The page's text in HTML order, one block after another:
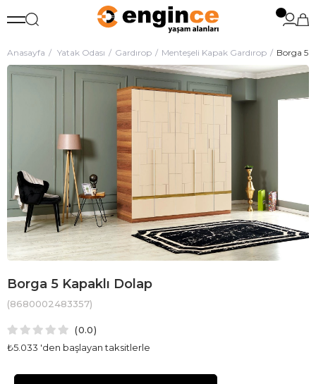
Anasayfa Yatak Odası Gardırop Menteşeli Kapak Gardırop Borga 5
Borga 5 Kapaklı Dolap
(8680002483357)
0.0
₺5.033 'den başlayan taksitlerle